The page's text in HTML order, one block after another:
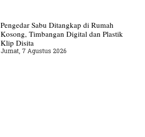
Pengedar Sabu Ditangkap di Rumah
Kosong, Timbangan Digital dan Plastik
Klip Disita
Jumat, 7 Agustus 2026